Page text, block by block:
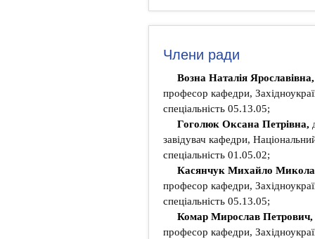
Члени ради
Возна Наталія
професор кафедри,
спеціальність 05.13.05;
Гоголюк Оксана Петрівна,
завідувач кафедри,
спеціальність 01.05.02;
Касянчук Михайло
професор кафедри,
спеціальність 05.13.05;
Комар Мирослав Петрович,
професор кафедри,